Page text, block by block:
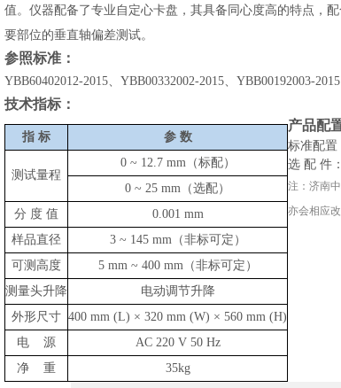
值。仪器配备了专业自定心卡盘，其具备同心度高的特点，
要部位的垂直轴偏差测试。
参照标准：
YBB60402012-2015、YBB00332002-2015、YBB00192003-
技术指标：
指 标 参 数
测试量程
0~ 12.7mm（标配）
0 ~ 25 mm（选配）
分 度 值
0.001 mm
样品直径
3~ 145 mm（非标可定）
可测高度
5 mm~ 400 mm（非标可定）
测量头升降
电动调节升降
外形尺寸 400 mm (L) × 320 mm (W) × 560 mm (H)
电 源
AC 220 V 50 Hz
净 重
35kg
产品配
标准配置
选 配 件
注： 济南
亦会相应